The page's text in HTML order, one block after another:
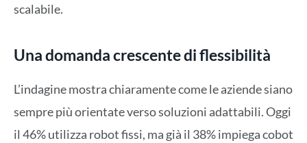
scalabile.
Una domanda crescente di flessibilità
L’indagine mostra chiaramente come le aziende siano
sempre più orientate verso soluzioni adattabili. Oggi
il 46% utilizza robot fissi, ma già il 38% impiega cobot